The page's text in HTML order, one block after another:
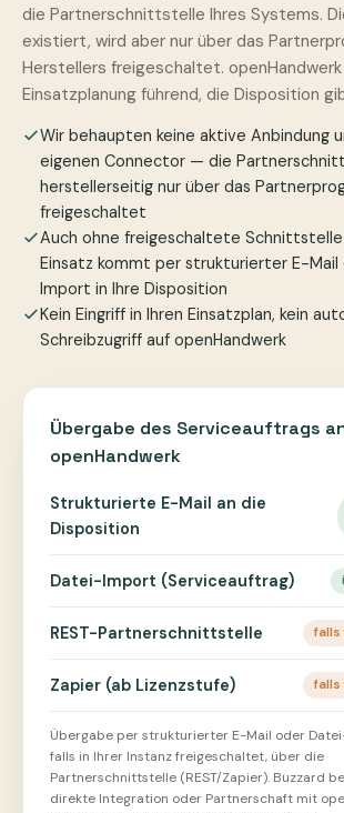
die Partnerschnittstelle Ihres Systems.
existiert, wird aber nur über das
Herstellers freigeschaltet.
Einsatzplanung führend, die Disposition
Wir behaupten keine aktive Anbindung
eigenen Connector — die
herstellerseitig nur über das
freigeschaltet
Auch ohne freigeschaltete
Einsatz kommt per strukturierter E-
Import in Ihre Disposition
Kein Eingriff in Ihren Einsatzplan, kein
Schreibzugriff auf openHandwerk
Übergabe des Serviceauftrags
openHandwerk
Strukturierte E-Mail an die
Disposition
Datei-Import (Serviceauftrag)
REST-Partnerschnittstelle falls
Zapier (ab Lizenzstufe) falls
Übergabe per strukturierter E-Mail oder
falls in Ihrer Instanz freigeschaltet, über die
Partnerschnittstelle (REST/Zapier). Buzzard
direkte Integration oder Partnerschaft mit